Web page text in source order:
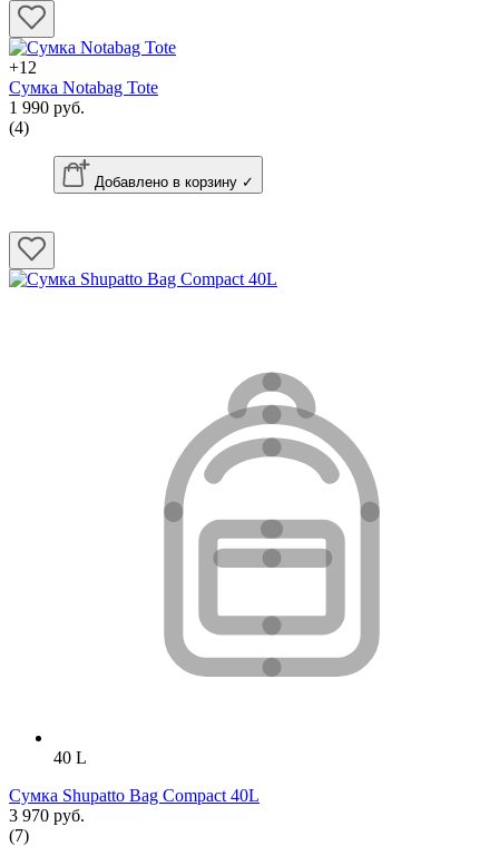
+12
Сумка Notabag Tote
1 990 руб.
(4)
Добавлено в корзину ✓
40 L
Сумка Shupatto Bag Compact 40L
3 970 руб.
(7)